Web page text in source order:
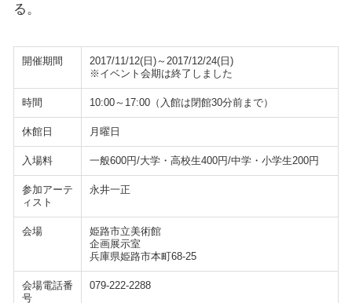
る。
開催期間
2017/11/12(日)～2017/12/24(日)
※イベント会期は終了しました
時間 10:00～17:00（入館は閉館30分前まで）
休館日 月曜日
入場料 一般600円/大学・高校生400円/中学・小学生200円
参加アーテ
ィスト
永井一正
会場
姫路市立美術館
企画展示室
兵庫県姫路市本町68-25
会場電話番
号
079-222-2288